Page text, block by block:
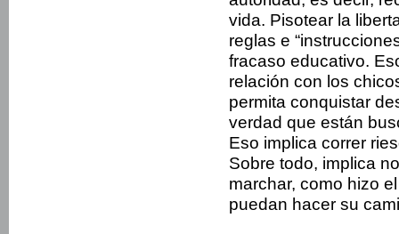
vida. Pisotear la
reglas e
fracaso educativo.
relación con los
permita conquistar
verdad que están
Eso implica correr
Sobre todo, implica
marchar, como hizo
puedan hacer su